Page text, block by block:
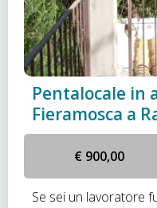
Pentalocale in
Fieramosca a
€ 900,00
Se sei un lavoratore